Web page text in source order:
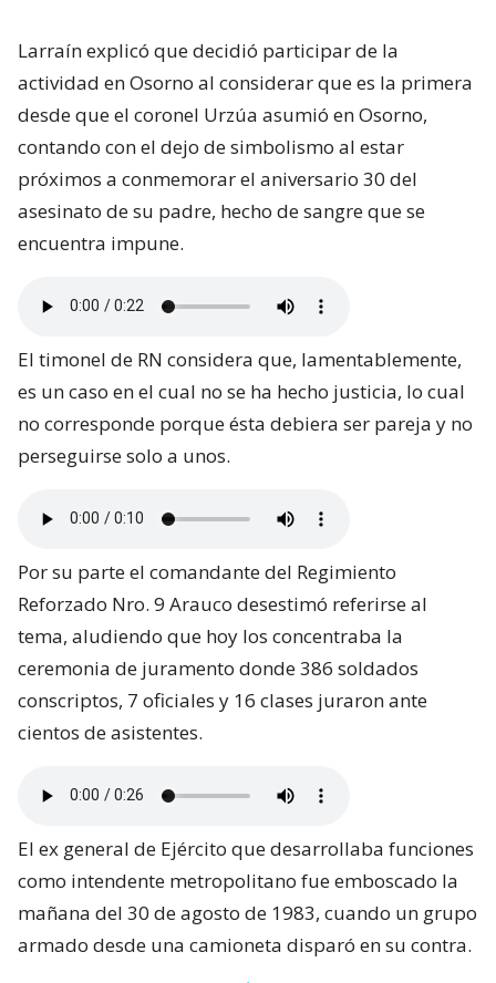
Larraín explicó que decidió participar de la
actividad en Osorno al considerar que es la primera
desde que el coronel Urzúa asumió en Osorno,
contando con el dejo de simbolismo al estar
próximos a conmemorar el aniversario 30 del
asesinato de su padre, hecho de sangre que se
encuentra impune.
El timonel de RN considera que, lamentablemente,
es un caso en el cual no se ha hecho justicia, lo cual
no corresponde porque ésta debiera ser pareja y no
perseguirse solo a unos.
Por su parte el comandante del Regimiento
Reforzado Nro. 9 Arauco desestimó referirse al
tema, aludiendo que hoy los concentraba la
ceremonia de juramento donde 386 soldados
conscriptos, 7 oficiales y 16 clases juraron ante
cientos de asistentes.
El ex general de Ejército que desarrollaba funciones
como intendente metropolitano fue emboscado la
mañana del 30 de agosto de 1983, cuando un grupo
armado desde una camioneta disparó en su contra.